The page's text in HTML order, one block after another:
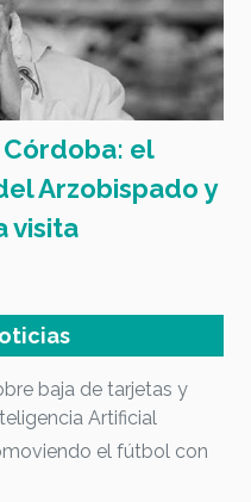
Córdoba: el
Arzobispado y
visita
baja de tarjetas y
Artificial
el fútbol con